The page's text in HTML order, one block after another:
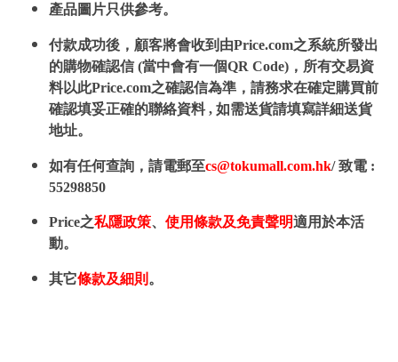
產品圖片只供參考。
付款成功後，顧客將會收到由Price.com之系統所發出
的購物確認信 (當中會有一個QR Code)，所有交易資
料以此Price.com之確認信為準，請務求在確定購買前
確認填妥正確的聯絡資料 , 如需送貨請填寫詳細送貨
地址。
如有任何查詢，請電郵至cs@tokumall.com.hk/ 致電 :
55298850
Price之私隱政策、 使用條款及免責聲明適用於本活
動。
其它條款及細則 。